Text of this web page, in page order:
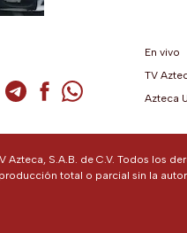
Twitter (se abre en una
Instagram (se abre en una
de TikTok (se abre en una
de YouTube (se abre
Cuenta de Telegram (se
Cuenta de
Cuenta de
En vivo
TV
Azteca
Azteca, S.A.B. de C.V. Todos los
total o parcial sin la